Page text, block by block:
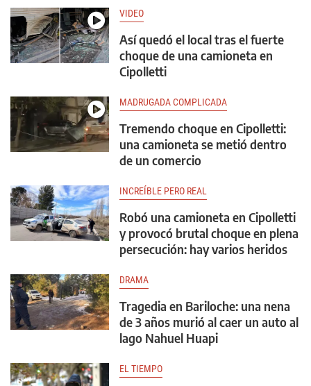
VIDEO
Así quedó el local tras el fuerte
choque de una camioneta en
Cipolletti
MADRUGADA COMPLICADA
Tremendo choque en Cipolletti:
una camioneta se metió dentro
de un comercio
INCREÍBLE PERO REAL
Robó una camioneta en Cipolletti
y provocó brutal choque en plena
persecución: hay varios heridos
DRAMA
Tragedia en Bariloche: una nena
de 3 años murió al caer un auto al
lago Nahuel Huapi
EL TIEMPO